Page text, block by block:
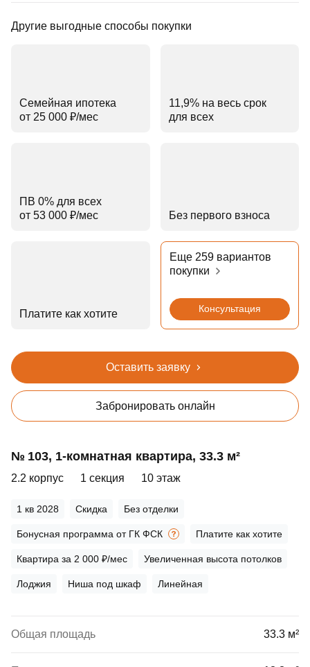
Другие выгодные способы покупки
Семейная ипотека
от 25 000 ₽⁠/⁠мес
11,9% на весь срок
для всех
ПВ 0% для всех
от 53 000 ₽⁠/⁠мес
Без первого взноса
Платите как хотите
Еще 259 вариантов
покупки
Консультация
Оставить заявку
Забронировать онлайн
№ 103, 1‑комнатная квартира, 33.3 м²
2.2 корпус 1 секция 10 этаж
1 кв 2028 Скидка Без отделки
Бонусная программа от ГК ФСК Платите как хотите
Квартира за 2 000 ₽/мес Увеличенная высота потолков
Лоджия Ниша под шкаф Линейная
Общая площадь 33.3 м²